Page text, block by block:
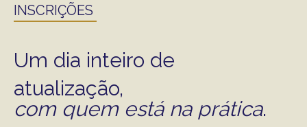
INSCRIÇÕES
Um dia inteiro de
atualização,
com quem está na prática.